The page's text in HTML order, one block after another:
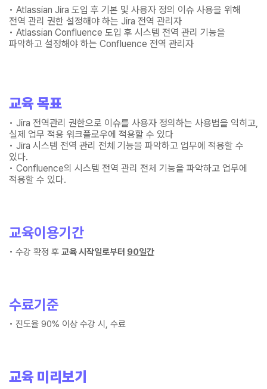
• Atlassian Jira 도입 후 기본 및 사용자 정의 이슈 사용을 위해
전역 관리 권한 설정해야 하는 Jira 전역 관리자
• Atlassian Confluence 도입 후 시스템 전역 관리 기능을
파악하고 설정해야 하는 Confluence 전역 관리자
교육 목표
• Jira 전역관리 권한으로 이슈를 사용자 정의하는 사용법을 익히고,
실제 업무 적용 워크플로우에 적용할 수 있다
• Jira 시스템 전역 관리 전체 기능을 파악하고 업무에 적용할 수
있다.
• Confluence의 시스템 전역 관리 전체 기능을 파악하고 업무에
적용할 수 있다.
교육이용기간
• 수강 확정 후 교육 시작일로부터 90일간
수료기준
• 진도율 90% 이상 수강 시, 수료
교육 미리보기